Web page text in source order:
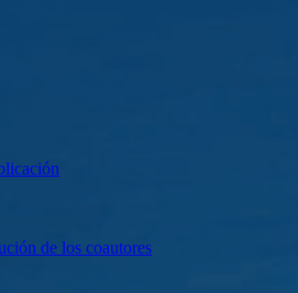
de los coautores